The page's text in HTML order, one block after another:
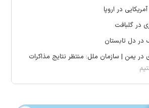
در اروپا
دل تابستان
در یمن | سازمان ملل: منتظر نتایج مذاکرات